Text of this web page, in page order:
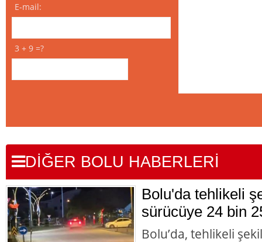
E-mail:
3 + 9 =?
DİĞER BOLU HABERLERİ
Bolu'da tehlikeli
sürücüye 24 bin
Bolu’da, tehlikeli